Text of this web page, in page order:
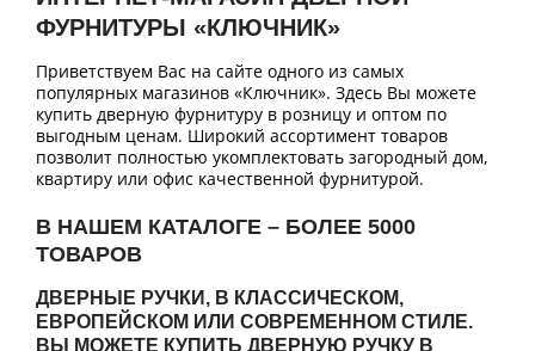
ФУРНИТУРЫ «КЛЮЧНИК»
Приветствуем Вас на сайте одного из самых
популярных магазинов «Ключник». Здесь Вы можете
купить дверную фурнитуру в розницу и оптом по
выгодным ценам. Широкий ассортимент товаров
позволит полностью укомплектовать загородный дом,
квартиру или офис качественной фурнитурой.
В НАШЕМ КАТАЛОГЕ – БОЛЕЕ 5000
ТОВАРОВ
ДВЕРНЫЕ РУЧКИ, В КЛАССИЧЕСКОМ,
ЕВРОПЕЙСКОМ ИЛИ СОВРЕМЕННОМ СТИЛЕ.
ВЫ МОЖЕТЕ КУПИТЬ ДВЕРНУЮ РУЧКУ В